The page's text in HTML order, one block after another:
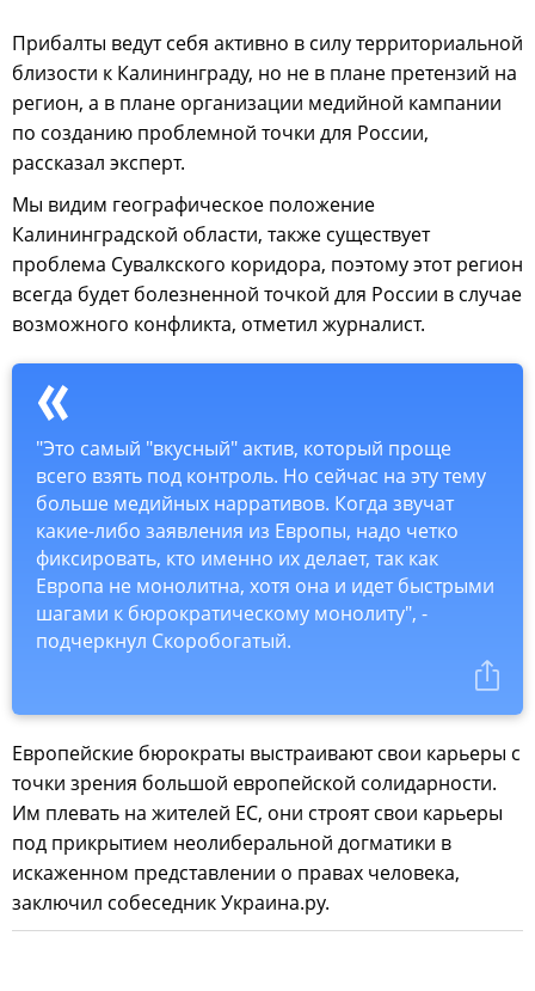
Прибалты ведут себя активно в силу территориальной
близости к Калининграду, но не в плане претензий на
регион, а в плане организации медийной кампании
по созданию проблемной точки для России,
рассказал эксперт.
Мы видим географическое положение
Калининградской области, также существует
проблема Сувалкского коридора, поэтому этот регион
всегда будет болезненной точкой для России в случае
возможного конфликта, отметил журналист.
"Это самый "вкусный" актив, который проще
всего взять под контроль. Но сейчас на эту тему
больше медийных нарративов. Когда звучат
какие-либо заявления из Европы, надо четко
фиксировать, кто именно их делает, так как
Европа не монолитна, хотя она и идет быстрыми
шагами к бюрократическому монолиту", -
подчеркнул Скоробогатый.
Европейские бюрократы выстраивают свои карьеры с
точки зрения большой европейской солидарности.
Им плевать на жителей ЕС, они строят свои карьеры
под прикрытием неолиберальной догматики в
искаженном представлении о правах человека,
заключил собеседник Украина.ру.